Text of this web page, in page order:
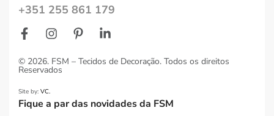
+351 255 861 179
© 2026. FSM – Tecidos de Decoração. Todos os direitos
Reservados
Site by: VC.
Fique a par das novidades da FSM